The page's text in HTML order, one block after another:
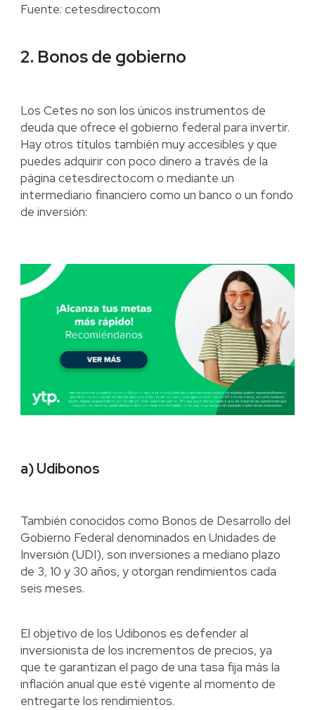
Fuente: cetesdirecto.com
2. Bonos de gobierno
Los Cetes no son los únicos instrumentos de
deuda que ofrece el gobierno federal para invertir.
Hay otros títulos también muy accesibles y que
puedes adquirir con poco dinero a través de la
página cetesdirecto.com o mediante un
intermediario financiero como un banco o un fondo
de inversión:
a) Udibonos
También conocidos como Bonos de Desarrollo del
Gobierno Federal denominados en Unidades de
Inversión (UDI), son inversiones a mediano plazo
de 3, 10 y 30 años, y otorgan rendimientos cada
seis meses.
El objetivo de los Udibonos es defender al
inversionista de los incrementos de precios, ya
que te garantizan el pago de una tasa fija más la
inflación anual que esté vigente al momento de
entregarte los rendimientos.